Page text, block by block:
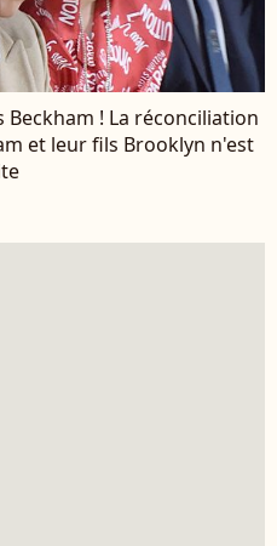
Beckham ! La réconciliation
et leur fils Brooklyn n'est